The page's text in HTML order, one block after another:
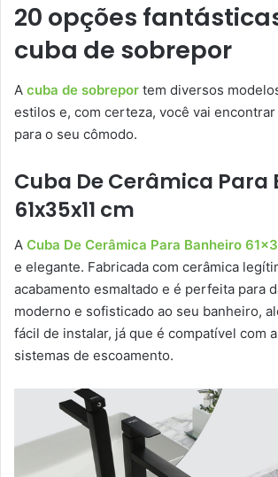
20 opções
cuba de sobrepor
A cuba de sobrepor tem diversos
estilos e, com certeza, você vai encontrar
para o seu cômodo.
Cuba De Cerâmica Para
61x35x11 cm
A Cuba De Cerâmica Para Banheiro
e elegante. Fabricada com cerâmica
acabamento esmaltado e é perfeita para
moderno e sofisticado ao seu banheiro,
fácil de instalar, já que é compatível com
sistemas de escoamento.